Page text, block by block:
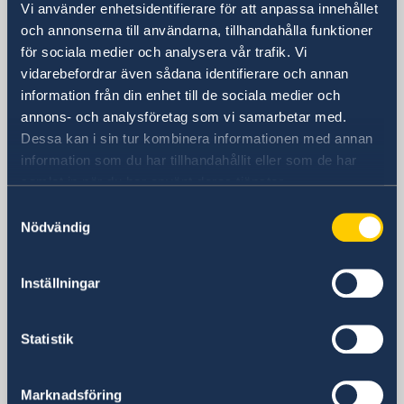
Vi använder enhetsidentifierare för att anpassa innehållet
och annonserna till användarna, tillhandahålla funktioner
för sociala medier och analysera vår trafik. Vi
vidarebefordrar även sådana identifierare och annan
information från din enhet till de sociala medier och
annons- och analysföretag som vi samarbetar med.
Dessa kan i sin tur kombinera informationen med annan
information som du har tillhandahållit eller som de har
samlat in när du har använt deras tjänster.
Nödvändig
Inställningar
Statistik
Marknadsföring
Sverige i Bulgarien
SVERIGES AMBASSAD
(STOCKHOLMSBASERAD)
Besöksadress
De Stockholmsbaserade
utlandsmyndigheterna har inte öppet för
besökare. Vänligen kontakta oss via epost
eller telefon.
Utrikesdepartementet
103 39 Stockholm
+46 8 405 10 00